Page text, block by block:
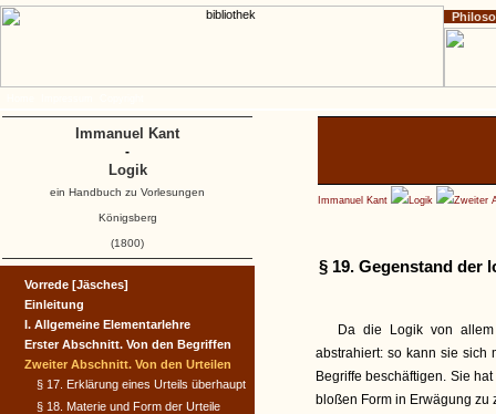
Immanuel Kant Logik Zweiter
§ 19. Gegenstand der
Da die Logik von
abstrahiert: so kann sie sich
Begriffe beschäftigen. Sie
bloßen Form in Erwägung zu
Vorrede [Jäsches]
Einleitung
I. Allgemeine Elementarlehre
Erster Abschnitt. Von den Begriffen
Zweiter Abschnitt. Von den Urteilen
§ 17. Erklärung eines Urteils überhaupt
§ 18. Materie und Form der Urteile
Immanuel Kant
-
Logik
ein Handbuch zu Vorlesungen
Königsberg
(1800)